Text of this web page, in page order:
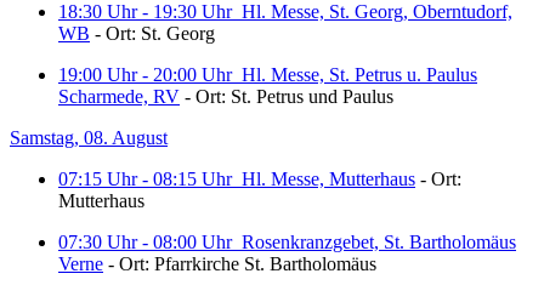
18:30 Uhr - 19:30 Uhr Hl. Messe, St. Georg, Oberntudorf,
WB - Ort: St. Georg
19:00 Uhr - 20:00 Uhr Hl. Messe, St. Petrus u. Paulus
Scharmede, RV - Ort: St. Petrus und Paulus
Samstag, 08. August
07:15 Uhr - 08:15 Uhr Hl. Messe, Mutterhaus - Ort:
Mutterhaus
07:30 Uhr - 08:00 Uhr Rosenkranzgebet, St. Bartholomäus
Verne - Ort: Pfarrkirche St. Bartholomäus